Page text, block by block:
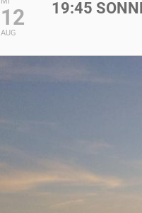
12
AUG
19:45